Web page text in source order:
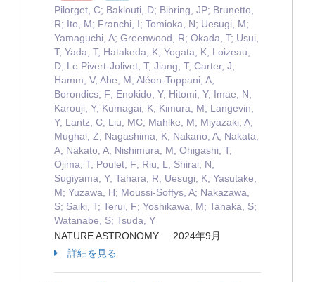
Pilorget, C; Baklouti, D; Bibring, JP; Brunetto,
R; Ito, M; Franchi, I; Tomioka, N; Uesugi, M;
Yamaguchi, A; Greenwood, R; Okada, T; Usui,
T; Yada, T; Hatakeda, K; Yogata, K; Loizeau,
D; Le Pivert-Jolivet, T; Jiang, T; Carter, J;
Hamm, V; Abe, M; Aléon-Toppani, A;
Borondics, F; Enokido, Y; Hitomi, Y; Imae, N;
Karouji, Y; Kumagai, K; Kimura, M; Langevin,
Y; Lantz, C; Liu, MC; Mahlke, M; Miyazaki, A;
Mughal, Z; Nagashima, K; Nakano, A; Nakata,
A; Nakato, A; Nishimura, M; Ohigashi, T;
Ojima, T; Poulet, F; Riu, L; Shirai, N;
Sugiyama, Y; Tahara, R; Uesugi, K; Yasutake,
M; Yuzawa, H; Moussi-Soffys, A; Nakazawa,
S; Saiki, T; Terui, F; Yoshikawa, M; Tanaka, S;
Watanabe, S; Tsuda, Y
NATURE ASTRONOMY 2024年9月
詳細を見る